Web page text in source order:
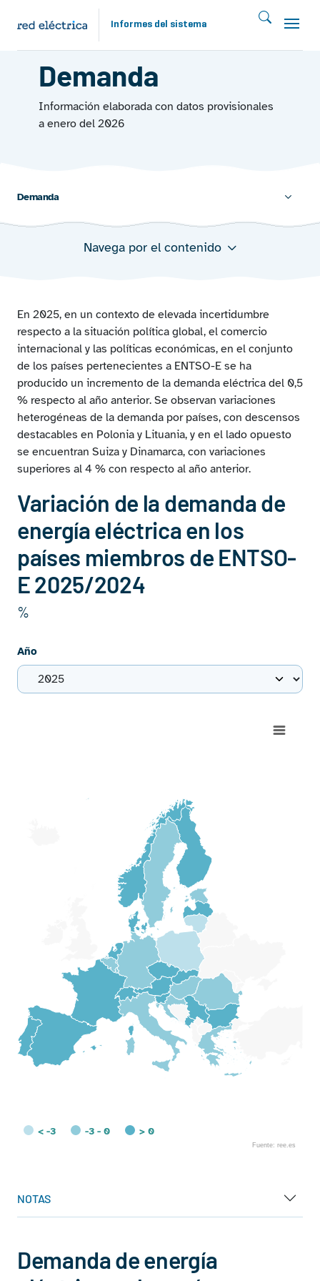
Pasar al contenido principal
Informes del sistema
Demanda
Información elaborada con datos provisionales
a enero del 2026
Demanda
Navega por el contenido
de ENTSO-E 2025/2024
Cobertura de la demanda de energía eléctrica en los
países miembros de ENTSO-E
Consumo per cápita en los países miembros de
ENTSO-E
En 2025, en un contexto de elevada incertidumbre
respecto a la situación política global, el comercio
internacional y las políticas económicas, en el conjunto
de los países pertenecientes a ENTSO-E se ha
producido un incremento de la demanda eléctrica del 0,5
% respecto al año anterior. Se observan variaciones
heterogéneas de la demanda por países, con descensos
destacables en Polonia y Lituania, y en el lado opuesto
se encuentran Suiza y Dinamarca, con variaciones
superiores al 4 % con respecto al año anterior.
Variación de la demanda de
energía eléctrica en los
países miembros de ENTSO-
E 2025/2024
%
Año
< -3 -3 - 0 > 0
Fuente: ree.es
NOTAS
Demanda de energía